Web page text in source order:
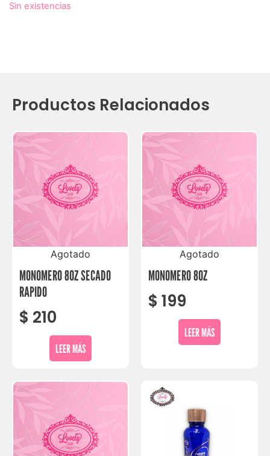
Sin existencias
Productos Relacionados
Agotado
MONOMERO 8OZ SECADO
RAPIDO
$ 210
LEER MÁS
Agotado
MONOMERO 8OZ
$ 199
LEER MÁS